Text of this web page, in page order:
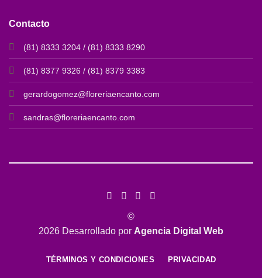
Contacto
(81) 8333 3204 / (81) 8333 8290
(81) 8377 9326 / (81) 8379 3383
gerardogomez@floreriaencanto.com
sandras@floreriaencanto.com
©
2026 Desarrollado por Agencia Digital Web
TÉRMINOS Y CONDICIONES PRIVACIDAD